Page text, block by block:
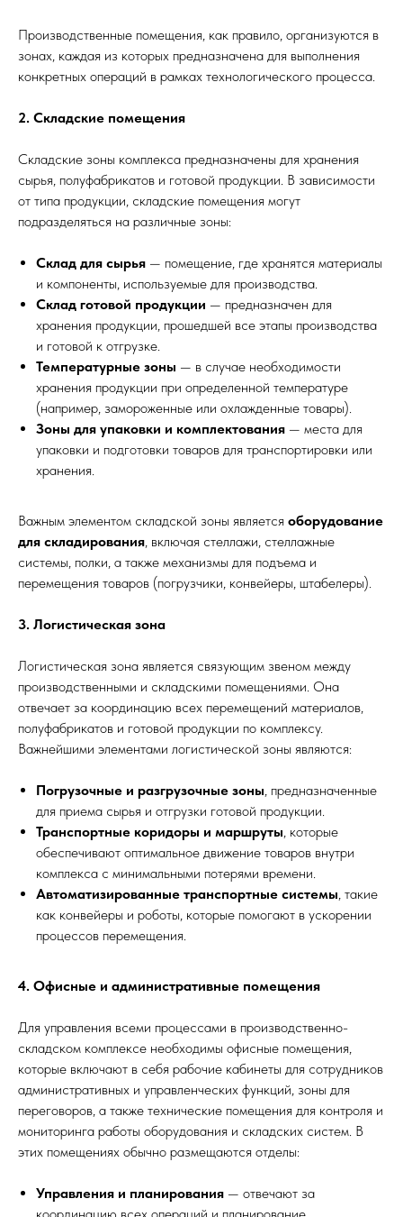
Производственные помещения, как правило, организуются в
зонах, каждая из которых предназначена для выполнения
конкретных операций в рамках технологического процесса.
2. Складские помещения
Складские зоны комплекса предназначены для хранения
сырья, полуфабрикатов и готовой продукции. В зависимости
от типа продукции, складские помещения могут
подразделяться на различные зоны:
Склад для сырья — помещение, где хранятся материалы
и компоненты, используемые для производства.
Склад готовой продукции — предназначен для
хранения продукции, прошедшей все этапы производства
и готовой к отгрузке.
Температурные зоны — в случае необходимости
хранения продукции при определенной температуре
(например, замороженные или охлажденные товары).
Зоны для упаковки и комплектования — места для
упаковки и подготовки товаров для транспортировки или
хранения.
Важным элементом складской зоны является оборудование
для складирования, включая стеллажи, стеллажные
системы, полки, а также механизмы для подъема и
перемещения товаров (погрузчики, конвейеры, штабелеры).
3. Логистическая зона
Логистическая зона является связующим звеном между
производственными и складскими помещениями. Она
отвечает за координацию всех перемещений материалов,
полуфабрикатов и готовой продукции по комплексу.
Важнейшими элементами логистической зоны являются:
Погрузочные и разгрузочные зоны, предназначенные
для приема сырья и отгрузки готовой продукции.
Транспортные коридоры и маршруты, которые
обеспечивают оптимальное движение товаров внутри
комплекса с минимальными потерями времени.
Автоматизированные транспортные системы, такие
как конвейеры и роботы, которые помогают в ускорении
процессов перемещения.
4. Офисные и административные помещения
Для управления всеми процессами в производственно-
складском комплексе необходимы офисные помещения,
которые включают в себя рабочие кабинеты для сотрудников
административных и управленческих функций, зоны для
переговоров, а также технические помещения для контроля и
мониторинга работы оборудования и складских систем. В
этих помещениях обычно размещаются отделы:
Управления и планирования — отвечают за